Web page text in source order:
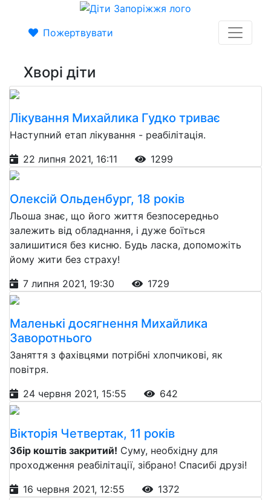
Пожертвувати
Хворі діти
Лікування Михайлика Гудко триває
Наступний етап лікування - реабілітація.
22 липня 2021, 16:11
1299
Олексій Ольденбург, 18 років
Льоша знає, що його життя безпосередньо
залежить від обладнання, і дуже боїться
залишитися без кисню. Будь ласка, допоможіть
йому жити без страху!
7 липня 2021, 19:30
1729
Маленькі досягнення Михайлика
Заворотнього
Заняття з фахівцями потрібні хлопчикові, як
повітря.
24 червня 2021, 15:55
642
Вікторія Четвертак, 11 років
Збір коштів закритий! Суму, необхідну для
проходження реабілітації, зібрано! Спасибі друзі!
16 червня 2021, 12:55
1372